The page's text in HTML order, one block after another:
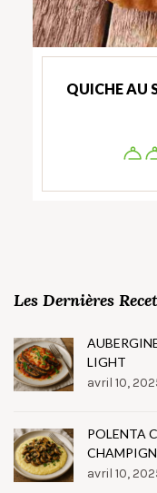
QUICHE AU
Les Dernières
LIGHT
avril 10,
POLENTA
avril 10,